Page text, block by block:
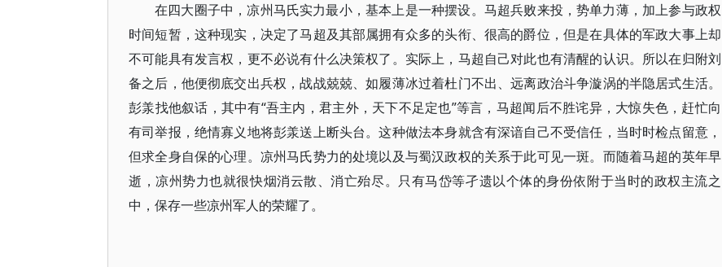
在四大圈子中，凉州马氏实力最小，基本上是一种摆设。马超兵败来投，势单力薄，加上参与政权
时间短暂，这种现实，决定了马超及其部属拥有众多的头衔、很高的爵位，但是在具体的军政大事上却
不可能具有发言权，更不必说有什么决策权了。实际上，马超自己对此也有清醒的认识。所以在归附刘
备之后，他便彻底交出兵权，战战兢兢、如履薄冰过着杜门不出、远离政治斗争漩涡的半隐居式生活。
彭羕找他叙话，其中有“吾主内，君主外，天下不足定也”等言，马超闻后不胜诧异，大惊失色，赶忙向
有司举报，绝情寡义地将彭羕送上断头台。这种做法本身就含有深谙自己不受信任，当时时检点留意，
但求全身自保的心理。凉州马氏势力的处境以及与蜀汉政权的关系于此可见一斑。而随着马超的英年早
逝，凉州势力也就很快烟消云散、消亡殆尽。只有马岱等孑遗以个体的身份依附于当时的政权主流之
中，保存一些凉州军人的荣耀了。